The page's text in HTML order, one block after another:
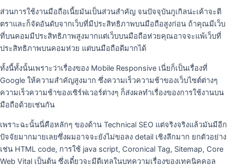
ส่วนการใช้งานมือถือเนี้ยมันเป็นส่วนสําคัญ จนปัจจุบันกูเกิลน่ะเค้าจะตี
ตราและก็จัดอันดับจากเว็บที่มีประสิทธิภาพบนมือถือสูงก่อน ถ้าคุณมีเว็บ
ที่บนคอมมีประสิทธิภาพสูงมากแต่เว็บบนมือถือห่วยคุณอาจจะแพ้เว็บที่
ประสิทธิภาพบนคอมห่วย แต่บนมือถือดีมากได้
ทั้งนี้ทั้งนั้นเพราะว่าเรื่องของ Mobile Responsive เนี่ยก็เป็นเรื่องที่
Google ให้ความสําคัญสูงมาก ซึ่งความเร็วความช้าของเว็บไซต์ต่างๆ
ความเร็วความช้าของเซิร์ฟเวอร์ต่างๆ ก็ส่งผลทําเรื่องของการใช้งานบน
มือถือด้วยเช่นกัน
เพราะฉะนั้นนี่คือหลักๆ ของด้าน Technical SEO แต่จริงจริงแล้วมันมีอีก
ปัจจัยมากมายเลยซึ่งผมอาจจะยังไม่ขอลง detail เชิงลึกมาก ยกตัวอย่าง
เช่น HTML code, การใช้ java script, Coronical Tag, Sitemap, Core
Web Vital เป็นต้น ซึ่งเดี๋ยวจะมีดีเทลในบทความเรื่องของเทคนิคคอล